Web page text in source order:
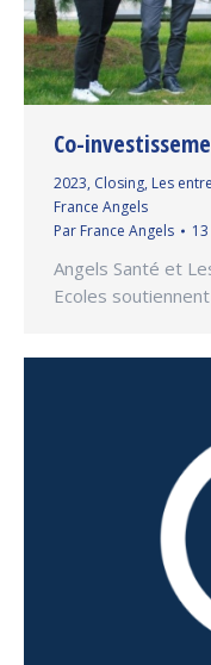
Co-
2023, Closing, Les
France Angels
Par France Angels
Angels Santé et
Ecoles